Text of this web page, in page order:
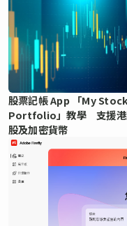
股票記帳 App 「My
Portfolio」教學 支援港
股及加密貨幣